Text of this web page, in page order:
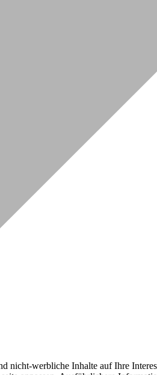
nicht-werbliche Inhalte auf Ihre